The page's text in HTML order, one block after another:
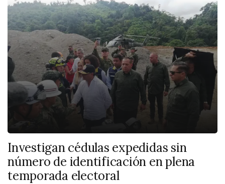
Investigan cédulas expedidas sin
número de identificación en plena
temporada electoral